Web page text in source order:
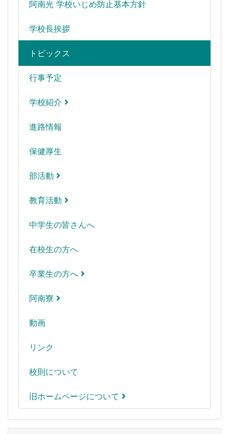
阿南光 学校いじめ防止基本方針
学校長挨拶
トピックス
行事予定
学校紹介
進路情報
保健厚生
部活動
教育活動
中学生の皆さんへ
在校生の方へ
卒業生の方へ
阿南寮
動画
リンク
校則について
旧ホームページについて